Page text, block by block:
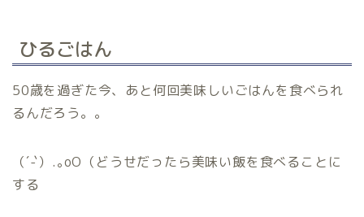
ひるごはん
50歳を過ぎた今、あと何回美味しいごはんを食べられ
るんだろう。。
（´-`）.｡oO（どうせだったら美味い飯を食べることに
する